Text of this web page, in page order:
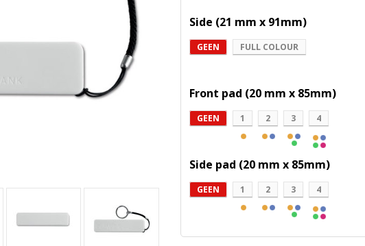
Side (21 mm x 91mm)
GEEN FULL COLOUR
Front pad (20 mm x 85mm)
GEEN 1 2 3 4
Side pad (20 mm x 85mm)
GEEN 1 2 3 4